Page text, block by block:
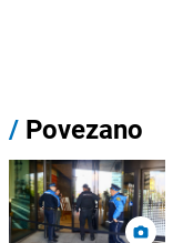
/ Povezano